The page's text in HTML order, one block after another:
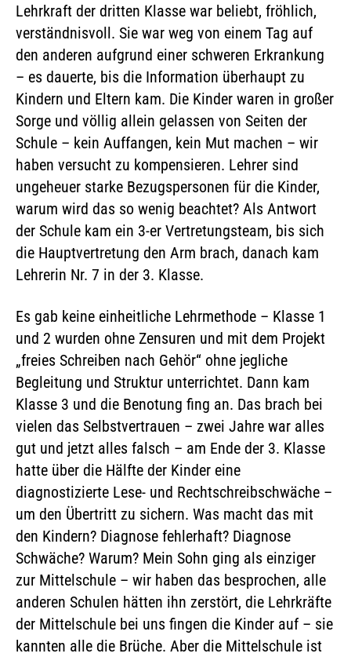
Lehrkraft der dritten Klasse war beliebt, fröhlich,
verständnisvoll. Sie war weg von einem Tag auf
den anderen aufgrund einer schweren Erkrankung
– es dauerte, bis die Information überhaupt zu
Kindern und Eltern kam. Die Kinder waren in großer
Sorge und völlig allein gelassen von Seiten der
Schule – kein Auffangen, kein Mut machen – wir
haben versucht zu kompensieren. Lehrer sind
ungeheuer starke Bezugspersonen für die Kinder,
warum wird das so wenig beachtet? Als Antwort
der Schule kam ein 3-er Vertretungsteam, bis sich
die Hauptvertretung den Arm brach, danach kam
Lehrerin Nr. 7 in der 3. Klasse.
Es gab keine einheitliche Lehrmethode – Klasse 1
und 2 wurden ohne Zensuren und mit dem Projekt
„freies Schreiben nach Gehör“ ohne jegliche
Begleitung und Struktur unterrichtet. Dann kam
Klasse 3 und die Benotung fing an. Das brach bei
vielen das Selbstvertrauen – zwei Jahre war alles
gut und jetzt alles falsch – am Ende der 3. Klasse
hatte über die Hälfte der Kinder eine
diagnostizierte Lese- und Rechtschreibschwäche –
um den Übertritt zu sichern. Was macht das mit
den Kindern? Diagnose fehlerhaft? Diagnose
Schwäche? Warum? Mein Sohn ging als einziger
zur Mittelschule – wir haben das besprochen, alle
anderen Schulen hätten ihn zerstört, die Lehrkräfte
der Mittelschule bei uns fingen die Kinder auf – sie
kannten alle die Brüche. Aber die Mittelschule ist